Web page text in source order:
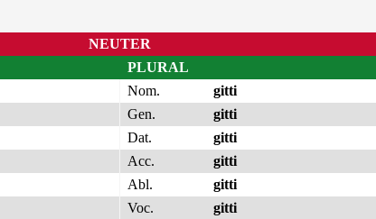
NEUTER
PLURAL
Nom.
gitti
Gen.
gitti
Dat.
gitti
Acc.
gitti
Abl.
gitti
Voc.
gitti